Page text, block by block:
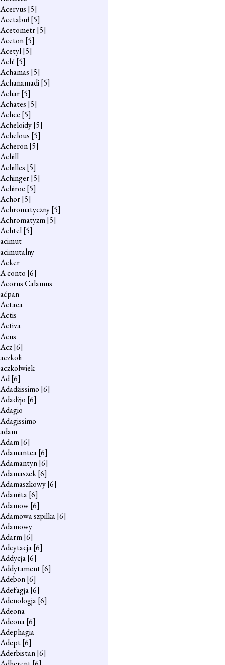
Acervus [5]
Acetabuł[5]
Acetometr[5]
Aceton[5]
Acetyl[5]
Ach! [5]
Achamas [5]
Achanamadi[5]
Achar[5]
Achates [5]
Achce [5]
Acheloidy[5]
Achelous [5]
Acheron[5]
Achill
Achilles [5]
Achinger[5]
Achiroe [5]
Achor[5]
Achromatyczny[5]
Achromatyzm[5]
Achtel[5]
acimut
acimutalny
Acker
A conto [6]
Acorus Calamus
aćpan
Actaea
Actis
Activa
Acus
Acz[6]
aczkoli
aczkolwiek
Ad[6]
Adadżissimo [6]
Adadżjo [6]
Adagio
Adagissimo
adam
Adam[6]
Adamantea[6]
Adamantyn[6]
Adamaszek[6]
Adamaszkowy[6]
Adamita[6]
Adamow[6]
Adamowa szpilka[6]
Adamowy
Adarm[6]
Adcytacja[6]
Addycja[6]
Addytament[6]
Adebon[6]
Adefagja[6]
Adenologja[6]
Adeona
Adeona[6]
Adephagia
Adept[6]
Aderbistan[6]